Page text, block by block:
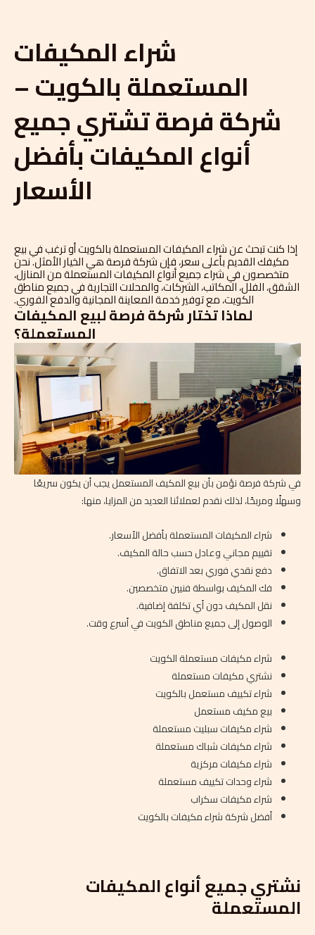
شراء المكيفات
المستعملة بالكويت –
شركة فرصة تشتري جميع
أنواع المكيفات بأفضل
الأسعار
إذا كنت تبحث عن شراء المكيفات المستعملة بالكويت أو ترغب في بيع
مكيفك القديم بأعلى سعر، فإن شركة فرصة هي الخيار الأمثل. نحن
متخصصون في شراء جميع أنواع المكيفات المستعملة من المنازل،
الشقق، الفلل، المكاتب، الشركات، والمحلات التجارية في جميع مناطق
الكويت، مع توفير خدمة المعاينة المجانية والدفع الفوري.
لماذا تختار شركة فرصة لبيع المكيفات
المستعملة؟
في شركة فرصة نؤمن بأن بيع المكيف المستعمل يجب أن يكون سريعًا
وسهلًا ومربحًا، لذلك نقدم لعملائنا العديد من المزايا، منها:
شراء المكيفات المستعملة بأفضل الأسعار.
تقييم مجاني وعادل حسب حالة المكيف.
دفع نقدي فوري بعد الاتفاق.
فك المكيف بواسطة فنيين متخصصين.
نقل المكيف دون أي تكلفة إضافية.
الوصول إلى جميع مناطق الكويت في أسرع وقت.
شراء مكيفات مستعملة الكويت
نشتري مكيفات مستعملة
شراء تكييف مستعمل بالكويت
بيع مكيف مستعمل
شراء مكيفات سبليت مستعملة
شراء مكيفات شباك مستعملة
شراء مكيفات مركزية
شراء وحدات تكييف مستعملة
شراء مكيفات سكراب
أفضل شركة شراء مكيفات بالكويت
نشتري جميع أنواع المكيفات
المستعملة